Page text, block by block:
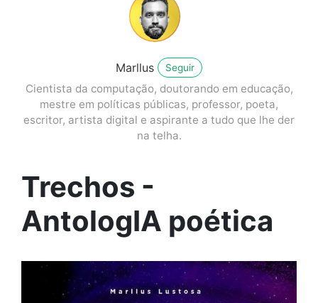
Marllus Seguir
Cientista da computação, doutorando em educação,
mestre em políticas públicas, professor, poeta,
escritor, artista digital e aspirante a tudo que lhe der
na telha.
Trechos -
AntologIA poética